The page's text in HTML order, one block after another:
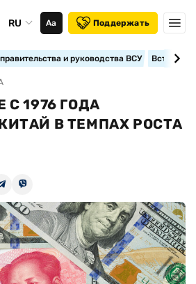
RU Аа Поддержать
и руководства ВСУ
1976 ГОДА
В ТЕМПАХ РОСТА